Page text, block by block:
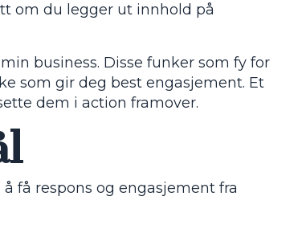
om du legger ut innhold på
business. Disse funker som fy for
som gir deg best engasjement. Et
dem i action framover.
få respons og engasjement fra